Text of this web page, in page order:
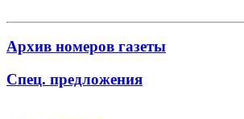
Архив номеров газеты
Спец. предложения